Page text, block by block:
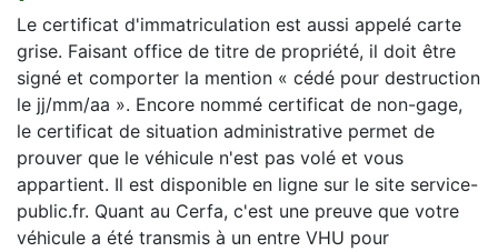
Le certificat d'immatriculation est aussi appelé carte
grise. Faisant office de titre de propriété, il doit être
signé et comporter la mention « cédé pour destruction
le jj/mm/aa ». Encore nommé certificat de non-gage,
le certificat de situation administrative permet de
prouver que le véhicule n'est pas volé et vous
appartient. Il est disponible en ligne sur le site service-
public.fr. Quant au Cerfa, c'est une preuve que votre
véhicule a été transmis à un entre VHU pour